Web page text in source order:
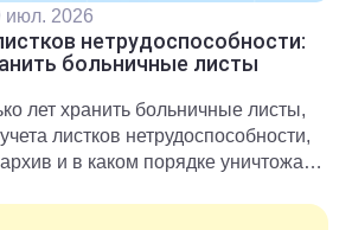
июл. 2026
нетрудоспособности:
больничные листы
лет хранить больничные листы,
листков нетрудоспособности,
и в каком порядке уничтожать